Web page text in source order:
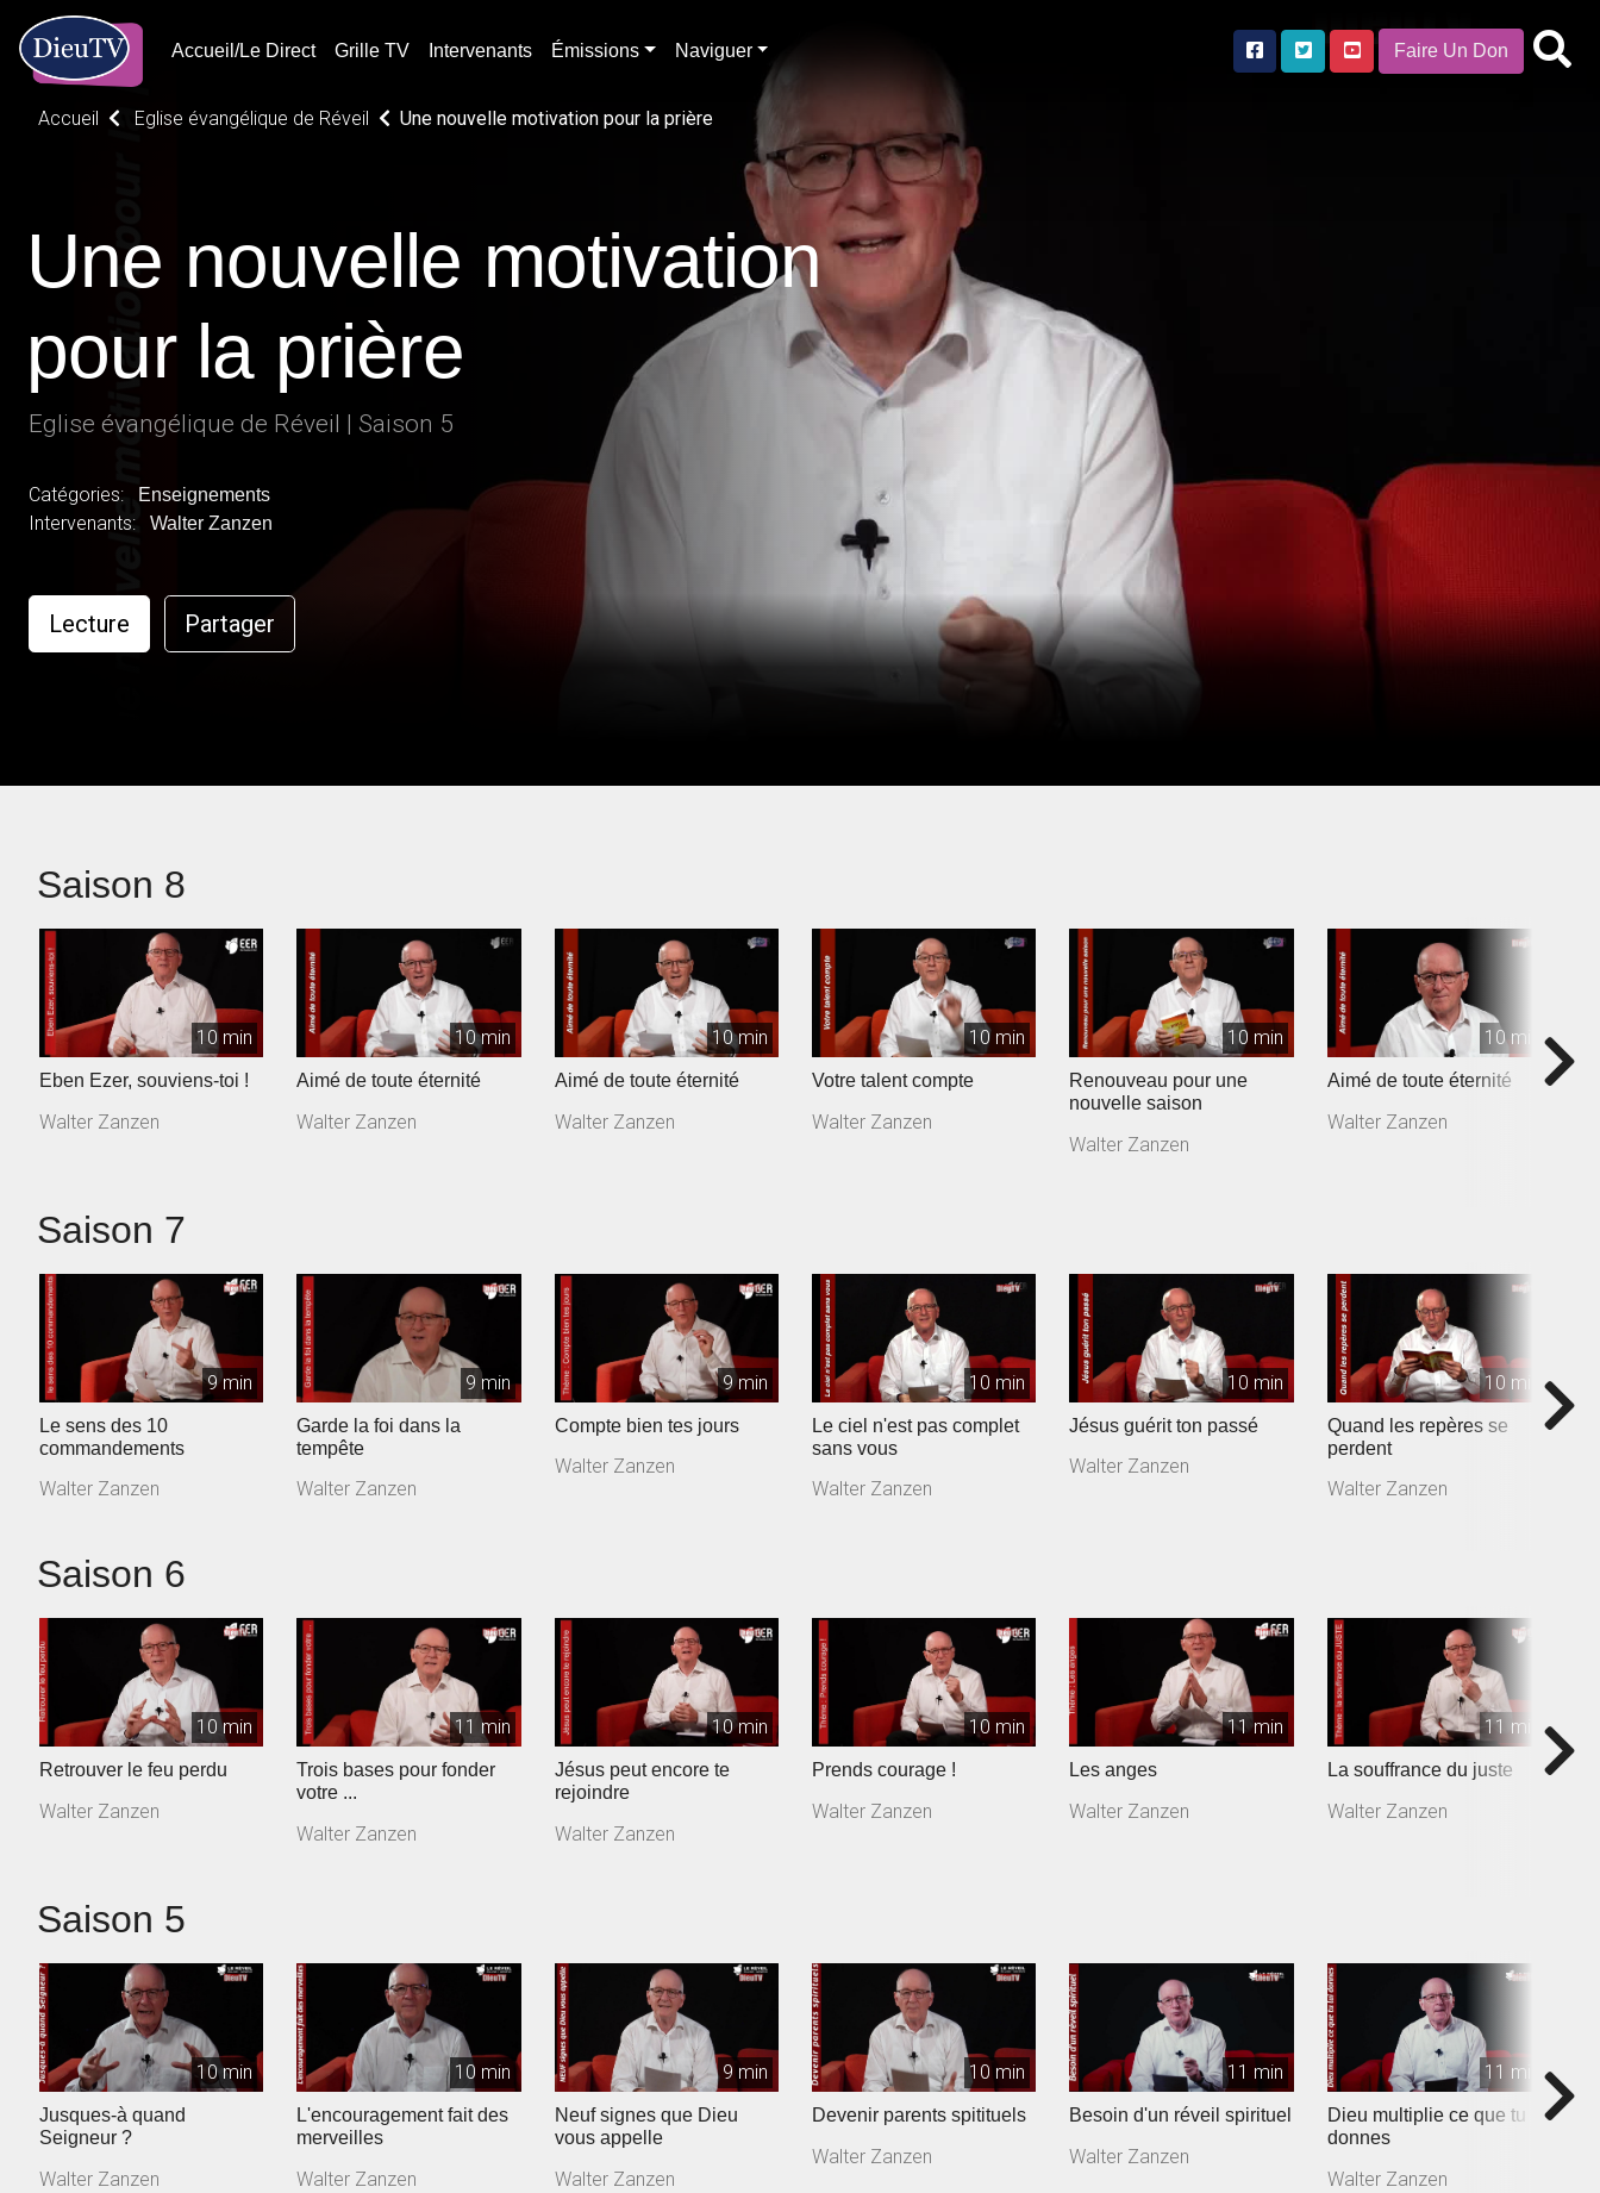
Accueil/Le Direct Grille TV Intervenants Émissions Naviguer Faire Un Don
Accueil Eglise évangélique de Réveil Une nouvelle motivation pour la prière
Une nouvelle motivation
pour la prière
Eglise évangélique de Réveil | Saison 5
Catégories: Enseignements
Intervenants: Walter Zanzen
Lecture Partager
Saison 8
10 min
Eben Ezer, souviens-toi !
Walter Zanzen
10 min
Aimé de toute éternité
Walter Zanzen
10 min
Aimé de toute éternité
Walter Zanzen
10 min
Votre talent compte
Walter Zanzen
10 min
Renouveau pour une
nouvelle saison
Walter Zanzen
10 min
Aimé de toute éternité
Walter Zanzen
Saison 7
9 min
Le sens des 10
commandements
Walter Zanzen
9 min
Garde la foi dans la
tempête
Walter Zanzen
9 min
Compte bien tes jours
Walter Zanzen
10 min
Le ciel n'est pas complet
sans vous
Walter Zanzen
10 min
Jésus guérit ton passé
Walter Zanzen
10 min
Quand les repères se
perdent
Walter Zanzen
Saison 6
10 min
Retrouver le feu perdu
Walter Zanzen
11 min
Trois bases pour fonder
votre ...
Walter Zanzen
10 min
Jésus peut encore te
rejoindre
Walter Zanzen
10 min
Prends courage !
Walter Zanzen
11 min
Les anges
Walter Zanzen
11 min
La souffrance du juste
Walter Zanzen
Saison 5
10 min
Jusques-à quand
Seigneur ?
Walter Zanzen
10 min
L'encouragement fait des
merveilles
Walter Zanzen
9 min
Neuf signes que Dieu
vous appelle
Walter Zanzen
10 min
Devenir parents spitituels
Walter Zanzen
11 min
Besoin d'un réveil spirituel
Walter Zanzen
11 min
Dieu multiplie ce que tu lui
donnes
Walter Zanzen